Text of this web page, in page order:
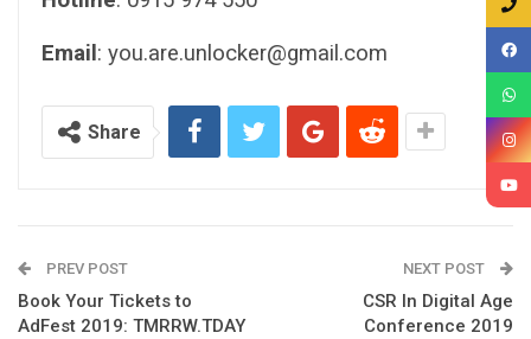
Email : you.are.unlocker@gmail.com
Share
PREV POST
Book Your Tickets to
AdFest 2019: TMRRW.TDAY
NEXT POST
CSR In Digital Age
Conference 2019